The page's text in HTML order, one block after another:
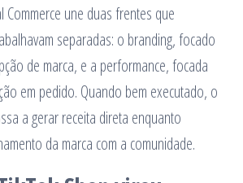
Commerce une duas frentes que
separadas: o branding, focado
de marca, e a performance, focada
em pedido. Quando bem executado, o
a gerar receita direta enquanto
da marca com a comunidade.